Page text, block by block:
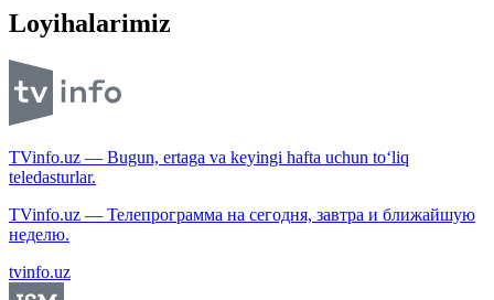
Loyihalarimiz
TVinfo.uz — Bugun, ertaga va keyingi hafta uchun to‘liq
teledasturlar.
TVinfo.uz — Телепрограмма на сегодня, завтра и ближайшую
неделю.
tvinfo.uz